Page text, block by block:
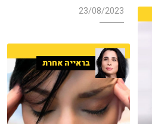
23/08/2023
בראייה אחרת